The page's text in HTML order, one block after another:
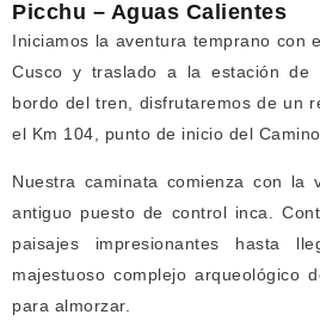
Picchu – Aguas Calientes
Iniciamos la aventura temprano con
Cusco y traslado a la estación de
bordo del tren, disfrutaremos de un
el Km 104, punto de inicio del
Nuestra caminata comienza con la
antiguo puesto de control inca.
paisajes impresionantes hasta
majestuoso complejo arqueológico
para almorzar.